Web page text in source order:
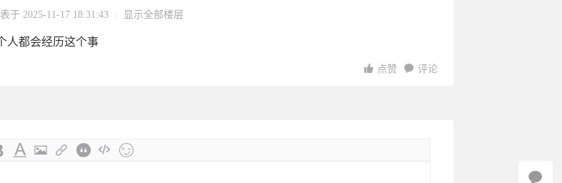
09- 2025-08- 05-31 03-07 25
于 2025-11-17 18:31:43 显示全部楼层
人都会经历这个事
点赞 评论